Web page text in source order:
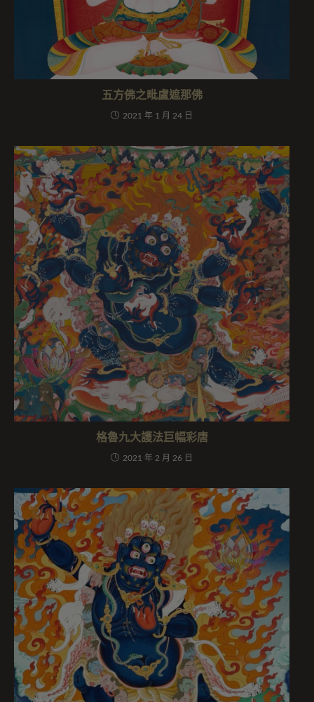
五方佛之毗盧遮那佛
2021 年 1 月 24 日
格魯九大護法巨幅彩唐
2021 年 2 月 26 日